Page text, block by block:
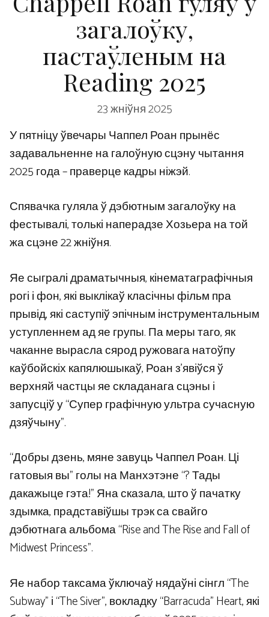
загалоўку,
пастаўленым на
Reading 2025
23 жніўня 2025
У пятніцу ўвечары Чаппел Роан прынёс
задавальненне на галоўную сцэну чытання
2025 года – праверце кадры ніжэй.
Спявачка гуляла ў дэбютным загалоўку на
фестывалі, толькі наперадзе Хозьера на той
жа сцэне 22 жніўня.
Яе сыгралі драматычныя, кінематаграфічныя
рогі і фон, які выклікаў класічны фільм пра
прывід, які саступіў эпічным інструментальным
уступленнем ад яе групы. Па меры таго, як
чаканне вырасла сярод ружовага натоўпу
каўбойскіх капялюшыкаў, Роан з’явіўся ў
верхняй частцы яе складанага сцэны і
запусціў у “Супер графічную ультра сучасную
дзяўчыну”.
“Добры дзень, мяне завуць Чаппел Роан. Ці
гатовыя вы” голы на Манхэтэне “? Тады
дакажыце гэта!” Яна сказала, што ў пачатку
здымка, прадставіўшы трэк са свайго
дэбютнага альбома “Rise and The Rise and Fall of
Midwest Princess”.
Яе набор таксама ўключаў нядаўні сінгл “The
Subway” і “The Siver”, вокладку “Barracuda” Heart, які